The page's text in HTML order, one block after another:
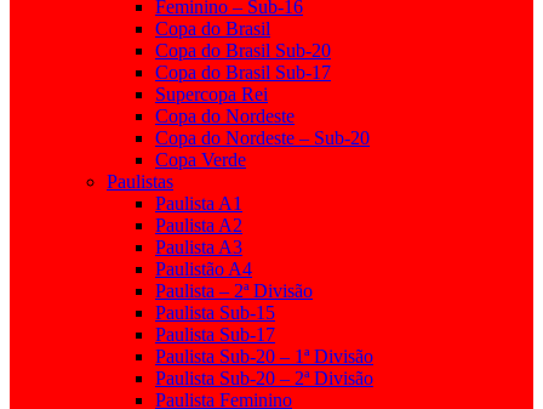
Feminino – Sub-16
Copa do Brasil
Copa do Brasil Sub-20
Copa do Brasil Sub-17
Supercopa Rei
Copa do Nordeste
Copa do Nordeste – Sub-20
Copa Verde
Paulistas
Paulista A1
Paulista A2
Paulista A3
Paulistão A4
Paulista – 2ª Divisão
Paulista Sub-15
Paulista Sub-17
Paulista Sub-20 – 1ª Divisão
Paulista Sub-20 – 2ª Divisão
Paulista Feminino